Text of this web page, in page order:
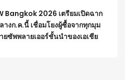
Bangkok 2026 เตรียมเปิดฉาก
างก.ค.นี้ เชื่อมโยงผู้ซื้อจากทุกมุม
ยซัพพลายเออร์ชั้นนำของเอเชีย